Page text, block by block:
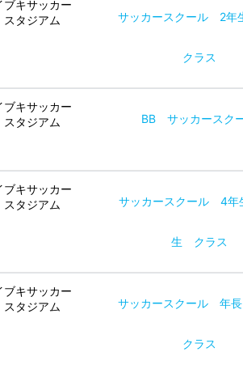
ブキサッカー
スタジアム
サッカースクール 2年
クラス
ブキサッカー
スタジアム
BB サッカースク
ブキサッカー
スタジアム
サッカースクール 4年
生 クラス
ブキサッカー
スタジアム
サッカースクール 年
クラス